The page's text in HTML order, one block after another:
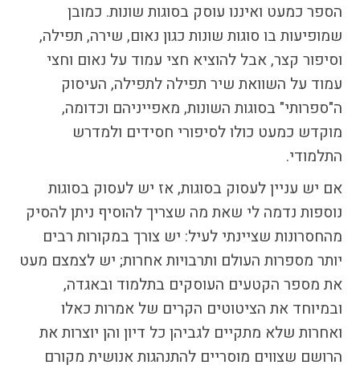
הספר כמעט ואיננו עוסק בסוגות שונות. כמובן
שמופיעות בו סוגות שונות כגון נאום, שירה, תפילה,
וסיפור קצר, אבל להוציא חצי עמוד על נאום וחצי
עמוד על השוואת שיר תפילה לתפילה, העיסוק
ה"ספרותי" בסוגות השונות, מאפייניהם וכדומה,
מוקדש כמעט כולו לסיפורי חסידים ולמדרש
התלמודי.
אם יש עניין לעסוק בסוגות, אז יש לעסוק בסוגות
נוספות נדמה לי שאת מה שצריך להוסיף ניתן להסיק
מהחסרונות שציינתי לעיל: יש צורך במקורות רבים
יותר מספרות העולם ותרבויות אחרות; יש לצמצם מעט
את מספר הקטעים העוסקים בתלמוד ובאגדה,
ובמיוחד את הציטוטים הקרים של אמרות כאלו
ואחרות שלא מתקיים לגביהן כל דיון והן יוצרות את
הרושם שצווים מוסריים להתנהגות אנושית מקורם